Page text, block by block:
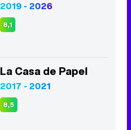
2019 - 2026
8,1
La Casa de Papel
2017 - 2021
8,5